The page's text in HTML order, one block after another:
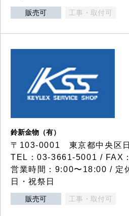
販売可 工事・取付可
鈴新金物（有）
〒103-0001 東京都中央区
TEL：03-3661-5001 / FAX
営業時間：9:00〜18:00 / 定
日・祝祭日
販売可 工事・取付可